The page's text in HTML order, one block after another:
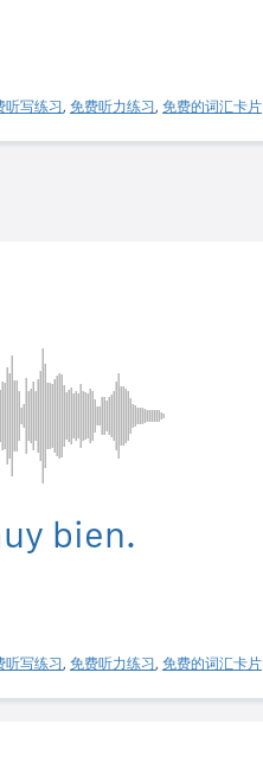
听写练习, 免费听力练习, 免费的词汇卡片
bien.
听写练习 , 免费听力练习 , 免费的词汇卡片